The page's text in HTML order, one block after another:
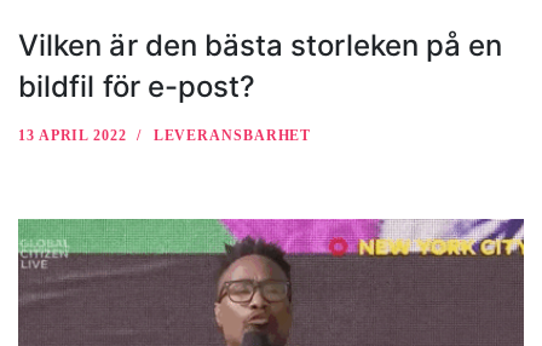
Vilken är den bästa storleken på en
bildfil för e-post?
13 APRIL 2022 LEVERANSBARHET